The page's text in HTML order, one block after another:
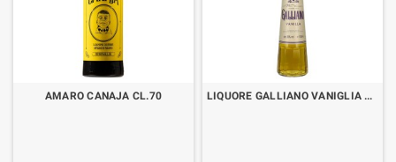
AMARO CANAJA CL.70 LIQUORE GALLIANO VANIGLIA – VANILLA CL.70